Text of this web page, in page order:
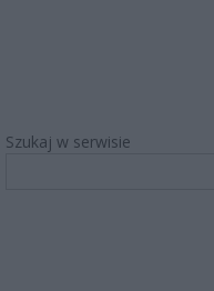
Szukaj w serwisie